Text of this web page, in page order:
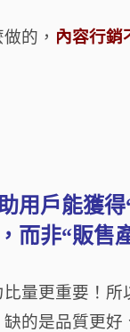
的， 內容行銷
用戶能獲得
而非“販售
量更重要！
的是品質更好